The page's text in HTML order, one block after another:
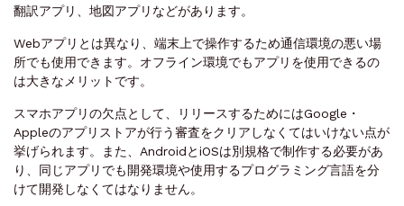
翻訳アプリ、地図アプリなどがあります。
Webアプリとは異なり、端末上で操作するため通信環境の悪い場
所でも使用できます。オフライン環境でもアプリを使用できるの
は大きなメリットです。
スマホアプリの欠点として、リリースするためにはGoogle・
Appleのアプリストアが行う審査をクリアしなくてはいけない点が
挙げられます。また、AndroidとiOSは別規格で制作する必要があ
り、同じアプリでも開発環境や使用するプログラミング言語を分
けて開発しなくてはなりません。